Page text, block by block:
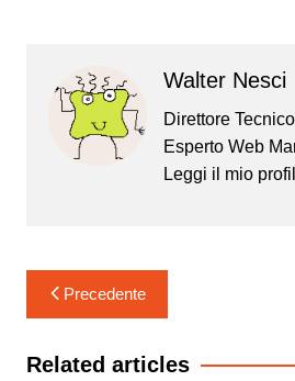
Walter Nesci
Direttore
Esperto Web
Leggi il mio
Navigazione
articoli
Precedente
Related articles